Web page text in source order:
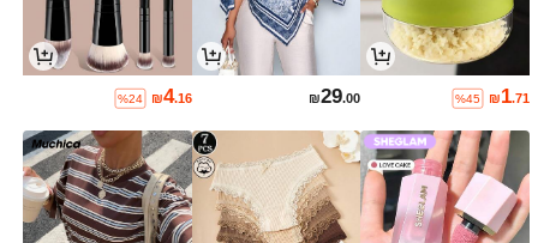
₪1.71
%45
₪29.00
₪4.16
%24